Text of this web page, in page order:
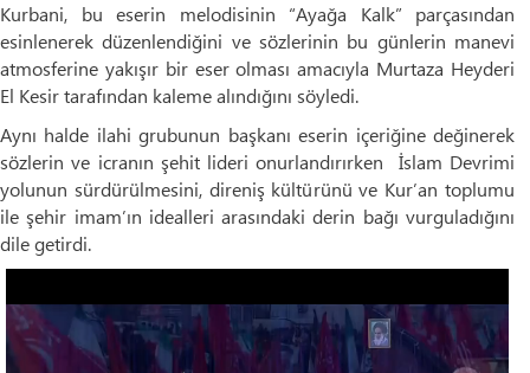
Kurbani, bu eserin melodisinin “Ayağa Kalk” parçasından
esinlenerek düzenlendiğini ve sözlerinin bu günlerin manevi
atmosferine yakışır bir eser olması amacıyla Murtaza Heyderi
El Kesir tarafından kaleme alındığını söyledi.
Aynı halde ilahi grubunun başkanı eserin içeriğine değinerek
sözlerin ve icranın şehit lideri onurlandırırken İslam Devrimi
yolunun sürdürülmesini, direniş kültürünü ve Kur’an toplumu
ile şehir imam’ın idealleri arasındaki derin bağı vurguladığını
dile getirdi.